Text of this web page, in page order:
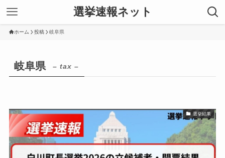
選挙速報ネット
ホーム 投稿 岐阜県
岐阜県 – tax –
選挙結果